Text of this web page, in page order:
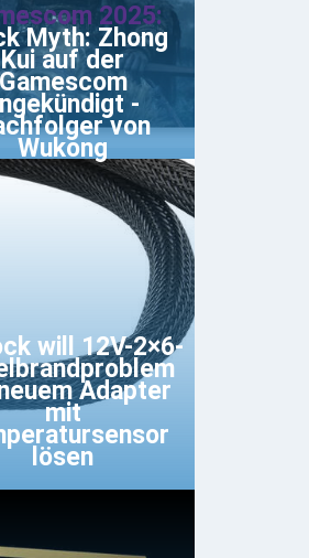
2025:
Myth: Zhong
Kui auf der
-
von
Wukong
will 12V-2×6-
Adapter
mit
lösen